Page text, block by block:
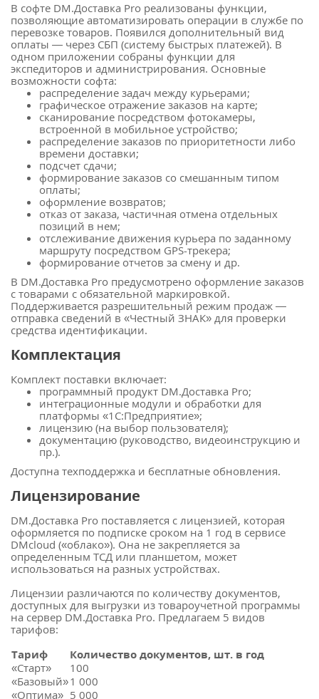
В софте DM.Доставка Pro реализованы функции,
позволяющие автоматизировать операции в службе по
перевозке товаров. Появился дополнительный вид
оплаты — через СБП (систему быстрых платежей). В
одном приложении собраны функции для
экспедиторов и администрирования. Основные
возможности софта:
распределение задач между курьерами;
графическое отражение заказов на карте;
сканирование посредством фотокамеры,
встроенной в мобильное устройство;
распределение заказов по приоритетности либо
времени доставки;
подсчет сдачи;
формирование заказов со смешанным типом
оплаты;
оформление возвратов;
отказ от заказа, частичная отмена отдельных
позиций в нем;
отслеживание движения курьера по заданному
маршруту посредством GPS-трекера;
формирование отчетов за смену и др.
В DM.Доставка Pro предусмотрено оформление заказов
с товарами с обязательной маркировкой.
Поддерживается разрешительный режим продаж —
отправка сведений в «Честный ЗНАК» для проверки
средства идентификации.
Комплектация
Комплект поставки включает:
программный продукт DM.Доставка Pro;
интеграционные модули и обработки для
платформы «1С:Предприятие»;
лицензию (на выбор пользователя);
документацию (руководство, видеоинструкцию и
пр.).
Доступна техподдержка и бесплатные обновления.
Лицензирование
DM.Доставка Pro поставляется с лицензией, которая
оформляется по подписке сроком на 1 год в сервисе
DMcloud («облако»). Она не закрепляется за
определенным ТСД или планшетом, может
использоваться на разных устройствах.
Лицензии различаются по количеству документов,
доступных для выгрузки из товароучетной программы
на сервер DM.Доставка Pro. Предлагаем 5 видов
тарифов:
Тариф
Количество документов, шт. в год
«Старт»
100
«Базовый»1 000
«Оптима» 5 000